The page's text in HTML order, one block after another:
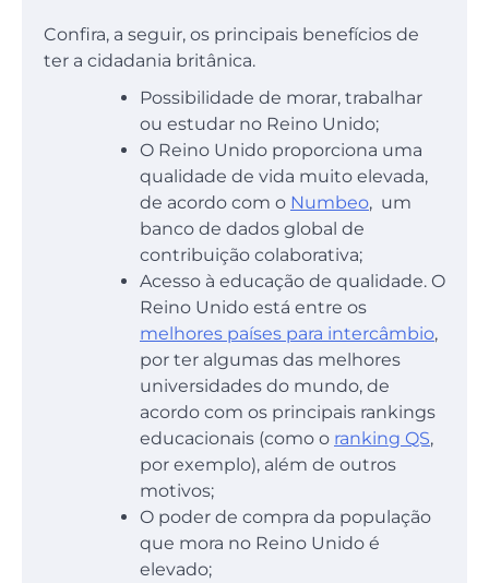
Confira, a seguir, os principais benefícios de
ter a cidadania britânica.
Possibilidade de morar, trabalhar
ou estudar no Reino Unido;
O Reino Unido proporciona uma
qualidade de vida muito elevada,
de acordo com o Numbeo, um
banco de dados global de
contribuição colaborativa;
Acesso à educação de qualidade. O
Reino Unido está entre os
melhores países para intercâmbio,
por ter algumas das melhores
universidades do mundo, de
acordo com os principais rankings
educacionais (como o ranking QS,
por exemplo), além de outros
motivos;
O poder de compra da população
que mora no Reino Unido é
elevado;